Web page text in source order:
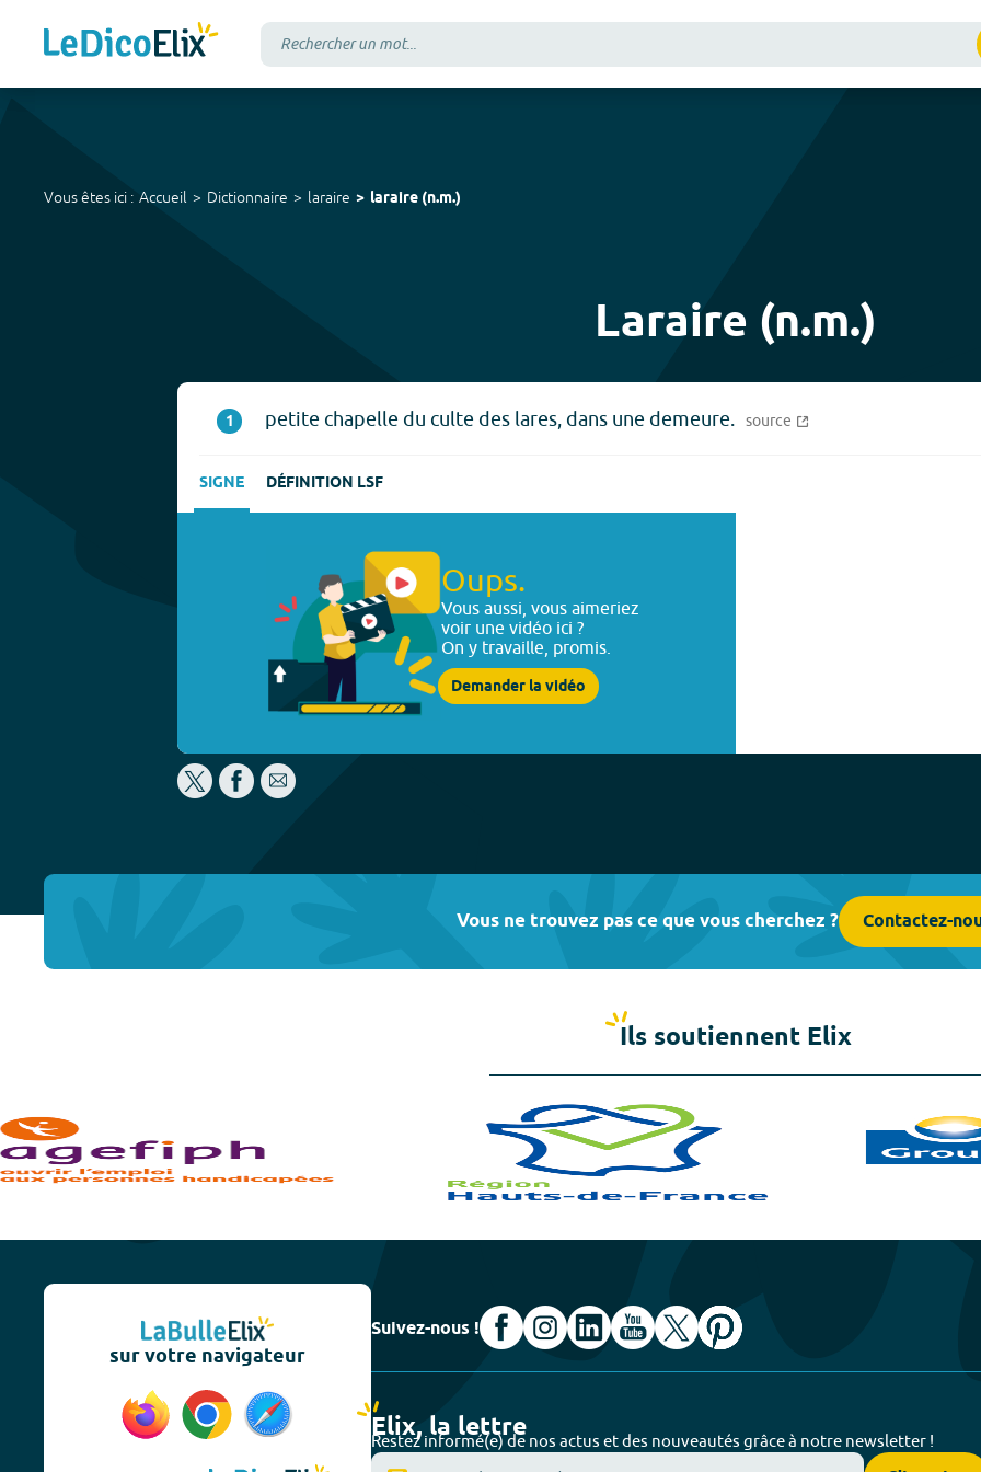
Vous êtes ici : Accueil Dictionnaire laraire laraire (n.m.)
Laraire (n.m.)
1 petite chapelle du culte des lares, dans une demeure. source
SIGNE DÉFINITION LSF
Oups.
Vous aussi, vous aimeriez
voir une vidéo ici ?
On y travaille, promis.
Demander la vidéo
Vous ne trouvez pas ce que vous cherchez ? Contactez-
Ils soutiennent Elix
sur votre navigateur
Suivez-nous !
Elix, la lettre
Restez informé(e) de nos actus et des nouveautés grâce à notre newsletter !